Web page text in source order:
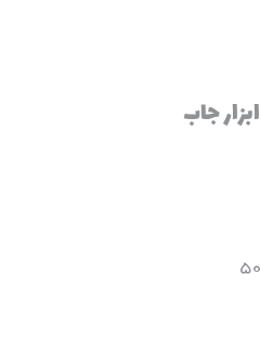
ابزار جاب